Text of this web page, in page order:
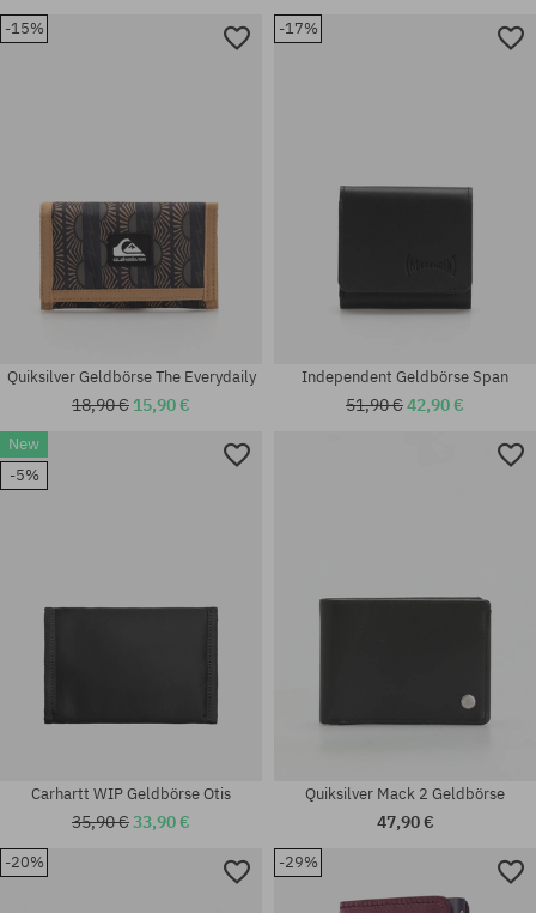
Universalgröße
-15%
Quiksilver Geldbörse The Everydaily
18,90 € 15,90 €
-17%
Independent Geldbörse Span
51,90 €42,90 €
New
-5%
Carhartt WIP Geldbörse Otis
35,90 €33,90 €
Quiksilver Mack 2 Geldbörse
47,90 €
-20% -29%